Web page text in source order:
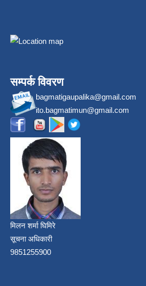
सम्पर्क विवरण
bagmatigaupalika@gmail.com
ito.bagmatimun@gmail.com
मिलन शर्मा घिमिरे
सूचना अधिकारी
9851255900